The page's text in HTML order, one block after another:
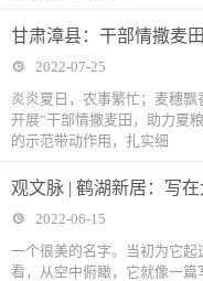
甘肃漳县：干部情撒麦
2022-07-25
炎炎夏日，农事繁忙；麦穗
开展“干部情撒麦田，助力夏
的示范带动作用，扎实细
观文脉 | 鹤湖新居：写
2022-06-15
一个很美的名字。当初为它
看，从空中俯瞰，它就像一